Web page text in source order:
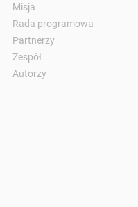
Misja
Rada programowa
Partnerzy
Zespół
Autorzy